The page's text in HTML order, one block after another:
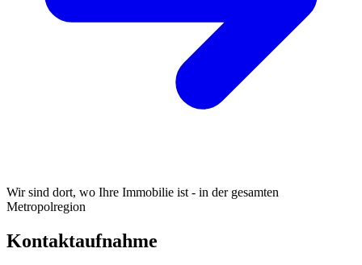
Wir sind dort, wo Ihre Immobilie ist - in der gesamten
Metropolregion
Kontaktaufnahme